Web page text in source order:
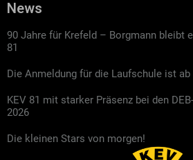
News
90 Jahre für Krefeld – Borgmann bleibt
81
Die Anmeldung für die Laufschule ist
KEV 81 mit starker Präsenz bei den
2026
Die kleinen Stars von morgen!